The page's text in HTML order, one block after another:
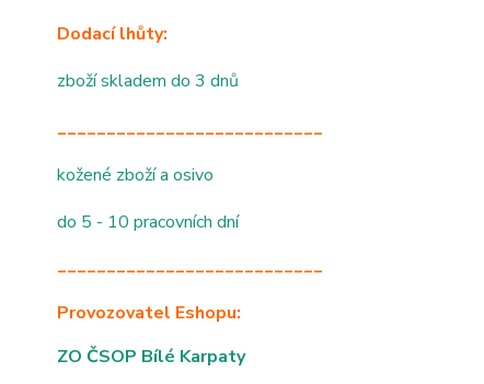
Dodací lhůty:
zboží skladem do 3 dnů
___________________________
kožené zboží a osivo
do 5 - 10 pracovních dní
___________________________
Provozovatel Eshopu:
ZO ČSOP Bílé Karpaty